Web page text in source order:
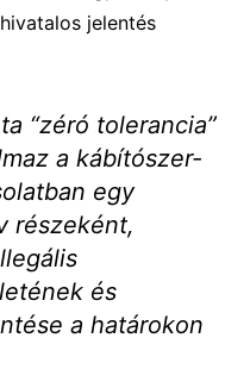
jelentés
“zéró tolerancia”
a kábítószer-
egy
részeként,
és
a határokon